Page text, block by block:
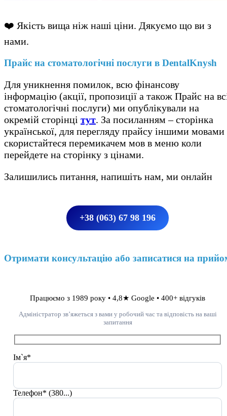
❤️ Якість вища ніж наші ціни. Дякуємо що ви з
нами.
Прайс на стоматологічні послуги в DentalKnysh
Для уникнення помилок, всю фінансову
інформацію (акції, пропозиції а також Прайс на
стоматологічні послуги) ми опублікували на
окремій сторінці тут. За посиланням – сторінка
української, для перегляду прайсу іншими мовами
скористайтеся перемикачем мов в меню коли
перейдете на сторінку з цінами.
Залишились питання, напишіть нам, ми онлайн
+38 (063) 67 98 196
Отримати консультацію або записатися на
Працюємо з 1989 року • 4,8★ Google • 400+ відгуків
Адміністратор зв’яжеться з вами у робочий час та відповість на ваші
запитання
Ім`я*
Телефон* (380...)